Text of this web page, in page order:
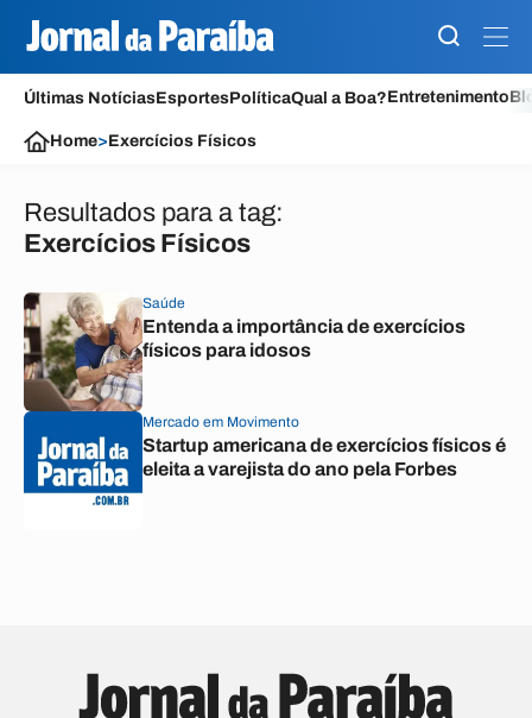
Últimas NotíciasEsportesPolíticaQual a Boa?Entretenimento
Home>Exercícios Físicos
Resultados para a tag:
Exercícios Físicos
Saúde
Entenda a importância de exercícios
físicos para idosos
Mercado em Movimento
Startup americana de exercícios físicos é
eleita a varejista do ano pela Forbes